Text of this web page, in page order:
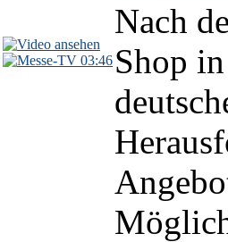
03:46
Nach
Shop